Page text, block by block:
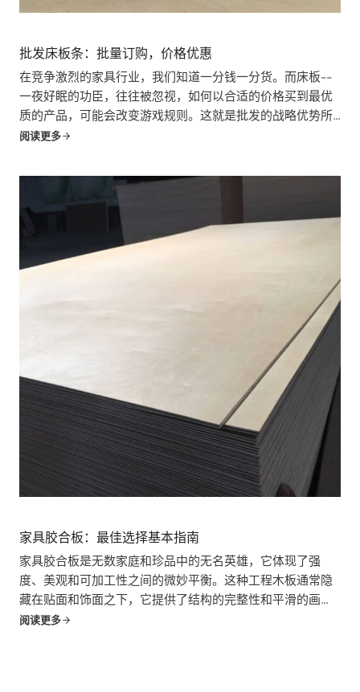
批发床板条：批量订购，价格优惠
在竞争激烈的家具行业，我们知道一分钱一分货。而床板--
一夜好眠的功臣，往往被忽视，如何以合适的价格买到最优
质的产品，可能会改变游戏规则。这就是批发的战略优势所
在。本指南适用于批发商和零售商中的每一个人。
阅读更多
家具胶合板：最佳选择基本指南
家具胶合板是无数家庭和珍品中的无名英雄，它体现了强
度、美观和可加工性之间的微妙平衡。这种工程木板通常隐
藏在贴面和饰面之下，它提供了结构的完整性和平滑的画
布，是家具梦想的基础。这本全面的指南深入探讨了家具胶
阅读更多